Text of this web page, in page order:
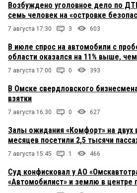
Возбуждено уголовное дело по
семь человек на «островке
7 августа 17:30 3 603
В июле спрос на автомобили с
области оказался на 11% выше,
7 августа 17:00 0 393
В Омске свердловского
взятки
7 августа 16:30 0 627
Залы ожидания «Комфорт» на двух
месяцев посетили 2,5 тысячи
7 августа 15:45 1 466
Суд конфисковал у АО
«Автомобилист» и землю в центре